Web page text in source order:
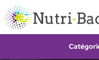
Panneau de gestion des cookies